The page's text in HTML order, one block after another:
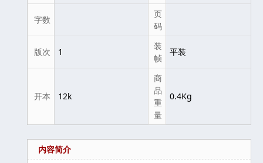
字数
页
码
版次 1
装
帧
平装
开本 12k
商
品
重
量
0.4Kg
内容简介